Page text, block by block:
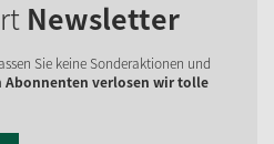
Newsletter
Sie keine Sonderaktionen und
Abonnenten verlosen wir tolle